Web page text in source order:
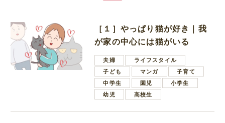
［１］やっぱり猫が好き｜我
が家の中心には猫がいる
夫婦
ライフスタイル
子ども
マンガ
子育て
中学生
園児
小学生
幼児
高校生